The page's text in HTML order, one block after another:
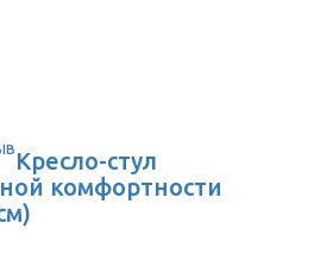
Кресло-стул
комфортности